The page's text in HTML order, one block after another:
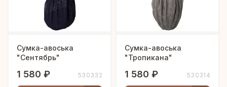
Сумка-авоська
"Сентябрь"
1 580 ₽ 530332
Сумка-авоська
"Тропикана"
1 580 ₽ 530314